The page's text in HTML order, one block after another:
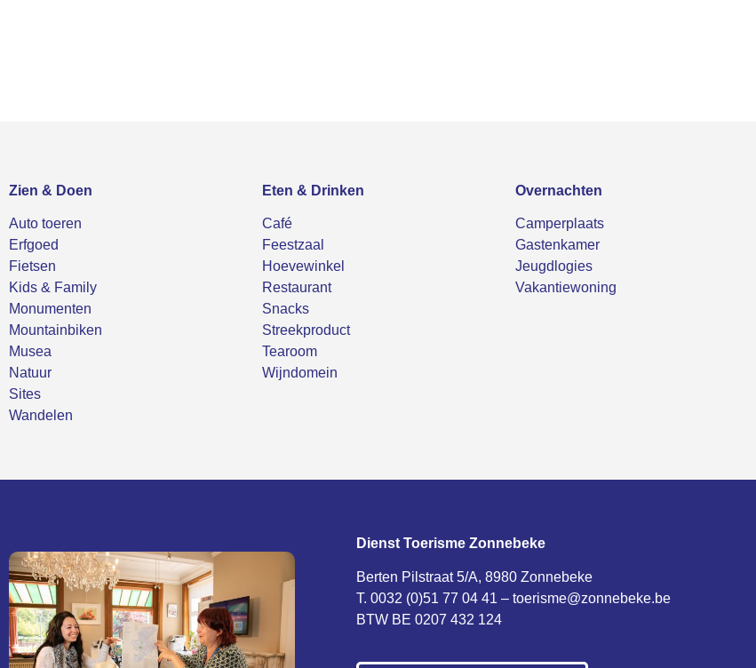
Zien & Doen
Auto toeren
Erfgoed
Fietsen
Kids & Family
Monumenten
Mountainbiken
Musea
Natuur
Sites
Wandelen
Eten & Drinken
Café
Feestzaal
Hoevewinkel
Restaurant
Snacks
Streekproduct
Tearoom
Wijndomein
Overnachten
Camperplaats
Gastenkamer
Jeugdlogies
Vakantiewoning
Dienst Toerisme Zonnebeke
Berten Pilstraat 5/A, 8980 Zonnebeke
T. 0032 (0)51 77 04 41 –toerisme@zonnebeke.be
BTW BE 0207 432 124